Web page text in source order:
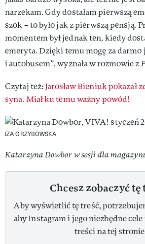
narzekam. Gdy dostałam pierwszą
szok – to było jak z pierwszą pensją.
momentem był jednak ten, kiedy
emeryta. Dzięki temu mogę za
i autobusem”, wyznała w rozmowie z
Czytaj też: Jarosław Bieniuk pokazał
syna. Miał ku temu ważny powód!
IZA GRZYBOWSKA
Katarzyna Dowbor w sesji dla
Chcesz zobaczyć tę
Aby wyświetlić tę treść,
aby Instagram i jego niezbędne cele
treści na tej